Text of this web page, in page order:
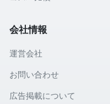
会社情報
運営会社
お問い合わせ
広告掲載について